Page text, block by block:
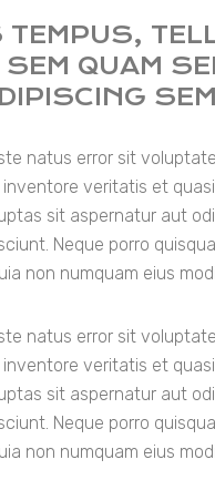
TEMPUS,
QUAM
natus error sit
inventore veritatis et
sit aspernatur aut
Neque porro
non numquam eius
natus error sit
inventore veritatis et
sit aspernatur aut
Neque porro
non numquam eius